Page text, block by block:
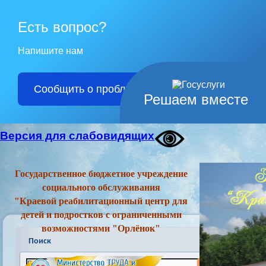
Решаем вместе
Есть вопрос?
Напишите нам
Сообщить о проблеме
Версия для слабовидящих
Государственное бюджетное учреждение
социального обслуживания
"Краевой реабилитационный центр для
детей и подростков с ограниченными
возможностями "Орлёнок"
Поиск